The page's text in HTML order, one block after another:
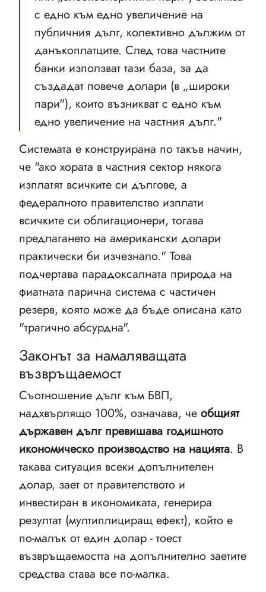
с едно към едно увеличение на
публичния дълг, колективно дължим от
данъкоплатците. След това частните
банки използват тази база, за да
създадат повече долари (в „широки
пари"), които възникват с едно към
едно увеличение на частния дълг."
Системата е конструирана по такъв начин,
че "ако хората в частния сектор някога
изплатят всичките си дългове, а
федералното правителство изплати
всичките си облигационери, тогава
предлагането на американски долари
практически би изчезнало." Това
подчертава парадоксалната природа на
фиатната парична система с частичен
резерв, която може да бъде описана като
"трагично абсурдна".
Законът за намаляващата
възвръщаемост
Съотношение дълг към БВП,
надхвърлящо 100%, означава, че общият
държавен дълг превишава годишното
икономическо производство на нацията. В
такава ситуация всеки допълнителен
долар, зает от правителството и
инвестиран в икономиката, генерира
резултат (мултиплициращ ефект), който е
по-малък от един долар - тоест
възвръщаемостта на допълнително заетите
средства става все по-малка.